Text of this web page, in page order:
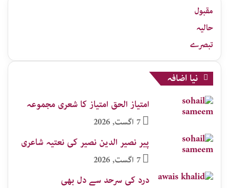
جات
مقبول
حالیہ
تبصرے
نیا اضافہ
امتیاز الحق امتیاز کا شعری مجموعہ
7 اگست, 2026
پیر نصیر الدین نصیر کی نعتیہ شاعری
7 اگست, 2026
درد کی سرحد سے دل بھی